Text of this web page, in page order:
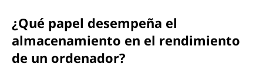
¿Qué papel desempeña el
almacenamiento en el rendimiento
de un ordenador?